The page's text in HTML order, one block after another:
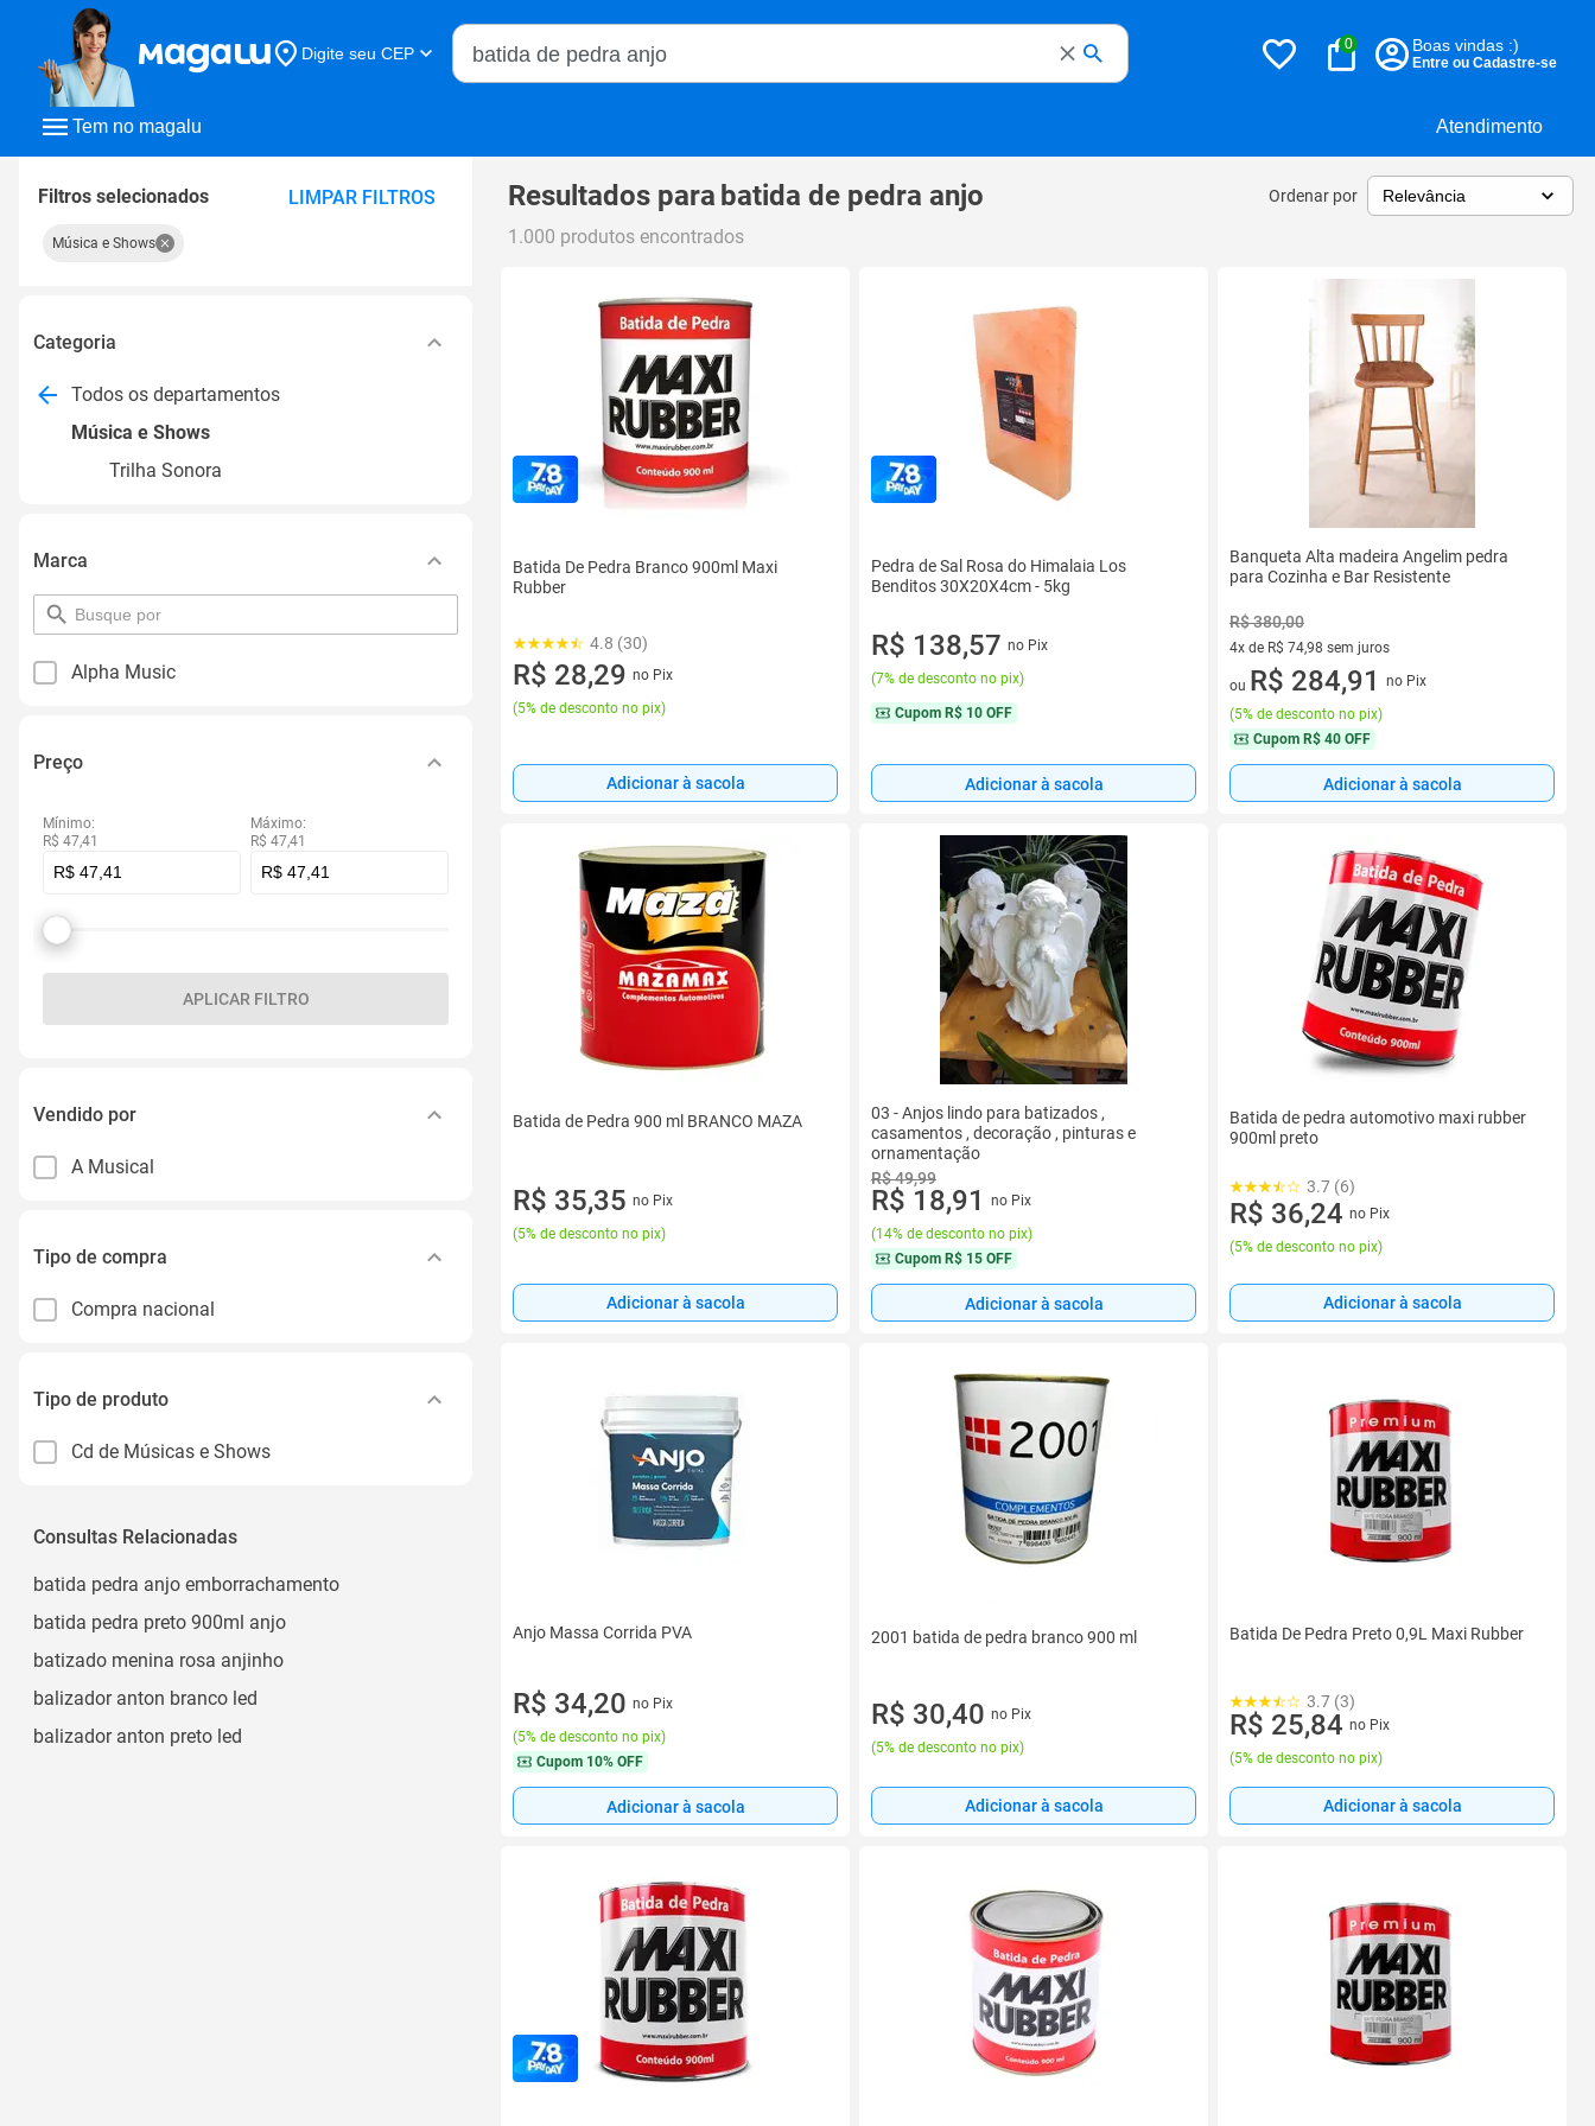
Tem no magalu Atendimento
Digite seu CEP
Buscar no Magalu
0 Boas vindas :)
Entre ou Cadastre-se
Filtros selecionados LIMPAR FILTROS
Música e Shows
Categoria
Todos os departamentos
Música e Shows
Trilha Sonora
Marca
pesquisar
por
Alpha Music
Preço
Mínimo:
R$ 47,41
Máximo:
R$ 47,41
APLICAR FILTRO
Vendido por
A Musical
Tipo de compra
Compra nacional
Tipo de produto
Cd de Músicas e Shows
Consultas Relacionadas
batida pedra anjo emborrachamento
batida pedra preto 900ml anjo
batizado menina rosa anjinho
balizador anton branco led
balizador anton preto led
Resultados para batida de pedra anjo Ordenar por
1.000 produtos encontrados
Batida De Pedra Branco 900ml Maxi
Rubber
4.8 (30)
R$ 28,29 no Pix
(5% de desconto no pix)
Adicionar à sacola
Pedra de Sal Rosa do Himalaia Los
Benditos 30X20X4cm - 5kg
R$ 138,57 no Pix
(7% de desconto no pix)
Cupom R$ 10 OFF
Adicionar à sacola
Banqueta Alta madeira Angelim pedra
para Cozinha e Bar Resistente
R$ 380,00
4x de R$ 74,98 sem juros
4 vez de R$ 74,98 sem juros
ou R$ 284,91
no Pix
(5% de desconto no pix)
Cupom R$ 40 OFF
Adicionar à sacola
Batida de Pedra 900 ml BRANCO MAZA
R$ 35,35 no Pix
(5% de desconto no pix)
Adicionar à sacola
03 - Anjos lindo para batizados ,
casamentos , decoração , pinturas e
ornamentação
R$ 49,99
R$ 18,91
no Pix
(14% de desconto no pix)
Cupom R$ 15 OFF
Adicionar à sacola
Batida de pedra automotivo maxi rubber
900ml preto
3.7 (6)
R$ 36,24 no Pix
(5% de desconto no pix)
Adicionar à sacola
Anjo Massa Corrida PVA
R$ 34,20 no Pix
(5% de desconto no pix)
Cupom 10% OFF
Adicionar à sacola
2001 batida de pedra branco 900 ml
R$ 30,40 no Pix
(5% de desconto no pix)
Adicionar à sacola
Batida De Pedra Preto 0,9L Maxi Rubber
3.7 (3)
R$ 25,84 no Pix
(5% de desconto no pix)
Adicionar à sacola